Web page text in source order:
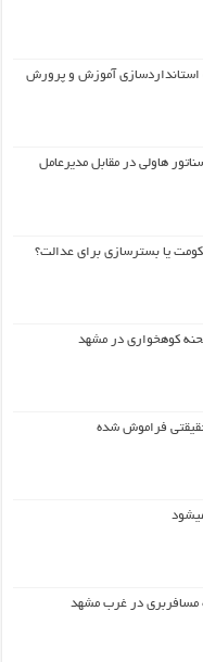
استانداردسازی آموزش و پرورش
هاولی در مقابل مدیرعامل
یا بسترسازی برای عدالت؟
کوهخواری در مشهد
حقیقتی فراموش شده
مسافربری در غرب مشهد